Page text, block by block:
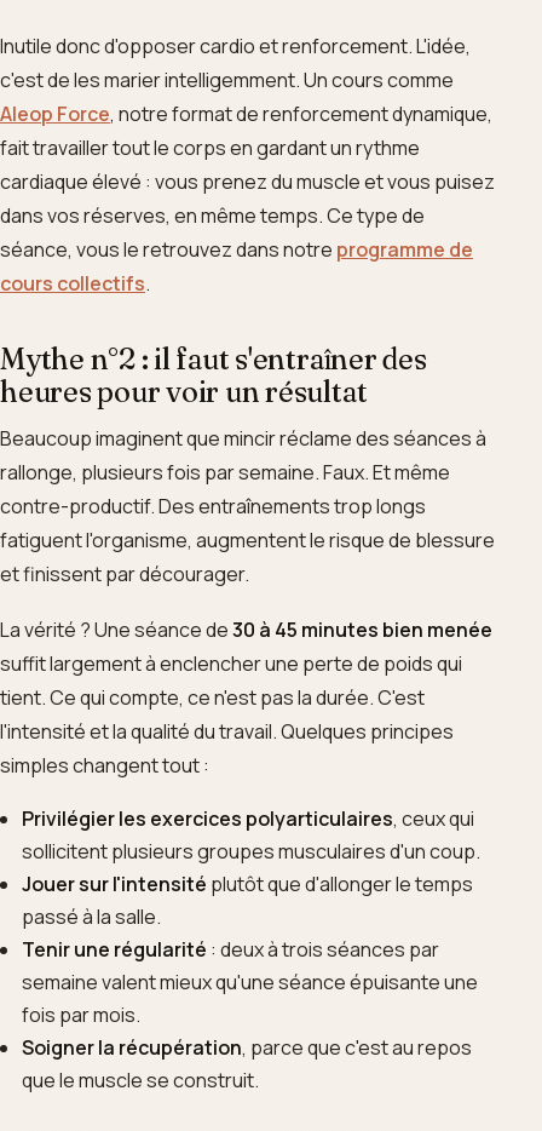
Inutile donc d'opposer cardio et renforcement. L'idée,
c'est de les marier intelligemment. Un cours comme
Aleop Force, notre format de renforcement dynamique,
fait travailler tout le corps en gardant un rythme
cardiaque élevé : vous prenez du muscle et vous puisez
dans vos réserves, en même temps. Ce type de
séance, vous le retrouvez dans notre programme de
cours collectifs.
Mythe n°2 : il faut s'entraîner des
heures pour voir un résultat
Beaucoup imaginent que mincir réclame des séances à
rallonge, plusieurs fois par semaine. Faux. Et même
contre-productif. Des entraînements trop longs
fatiguent l'organisme, augmentent le risque de blessure
et finissent par décourager.
La vérité ? Une séance de30 à 45 minutes bien menée
suffit largement à enclencher une perte de poids qui
tient. Ce qui compte, ce n'est pas la durée. C'est
l'intensité et la qualité du travail. Quelques principes
simples changent tout :
Privilégier les exercices polyarticulaires, ceux qui
sollicitent plusieurs groupes musculaires d'un coup.
Jouer sur l'intensité plutôt que d'allonger le temps
passé à la salle.
Tenir une régularité : deux à trois séances par
semaine valent mieux qu'une séance épuisante une
fois par mois.
Soigner la récupération, parce que c'est au repos
que le muscle se construit.